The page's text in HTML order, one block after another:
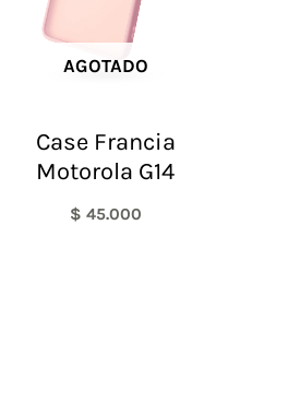
AGOTADO
Case Francia
Motorola G14
$ 45.000